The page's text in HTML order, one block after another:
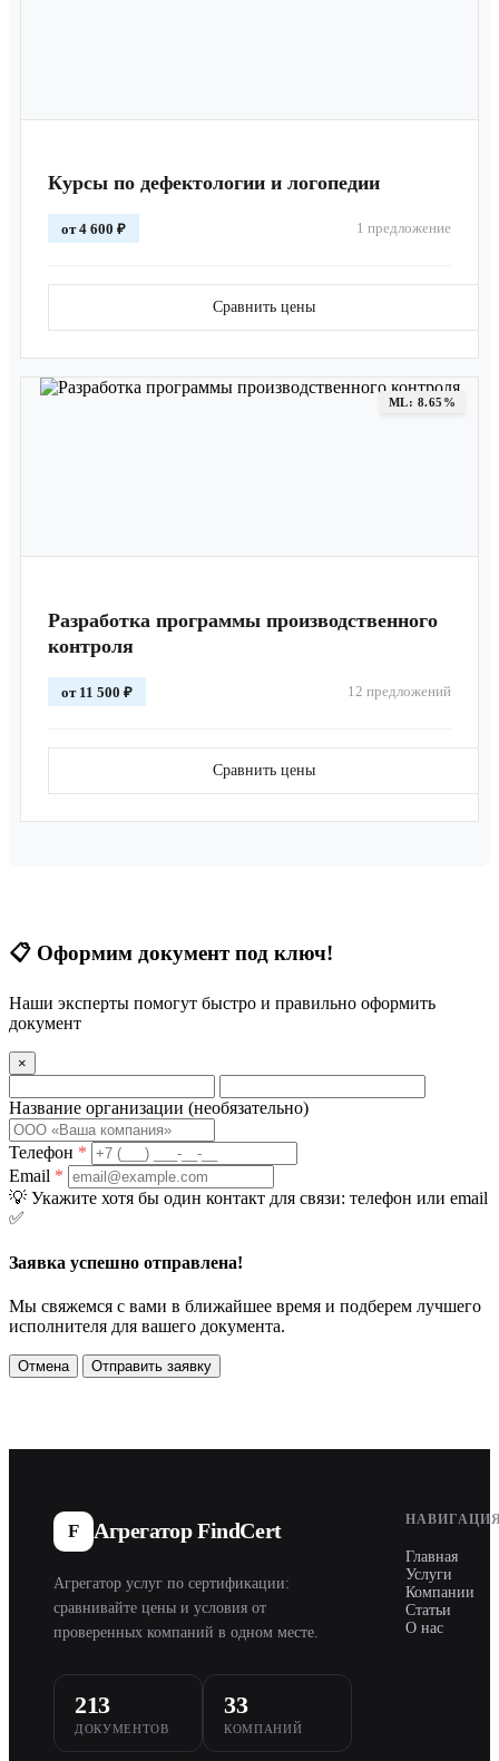
Курсы по дефектологии и логопедии
от 4 600 ₽ 1 предложение
Сравнить цены
ML: 8.65%
Разработка программы производственного
контроля
от 11 500 ₽ 12 предложений
Сравнить цены
📋 Оформим документ под ключ!
Наши эксперты помогут быстро и правильно оформить
документ
×
Название организации (необязательно)
Телефон *
Email *
💡 Укажите хотя бы один контакт для связи: телефон или email
✅
Заявка успешно отправлена!
Мы свяжемся с вами в ближайшее время и подберем лучшего
исполнителя для вашего документа.
Отмена Отправить заявку
F Агрегатор FindCert
Агрегатор услуг по сертификации:
сравнивайте цены и условия от
проверенных компаний в одном месте.
213
ДОКУМЕНТОВ
33
КОМПАНИЙ
Главная
Услуги
Компании
Статьи
О нас